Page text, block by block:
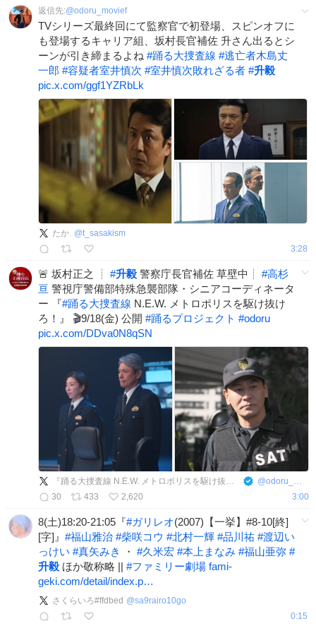
返信先:@odoru_movief
TVシリーズ最終回にて監察官で初登場、スピンオフに
も登場するキャリア組、坂村長官補佐 升さん出るとシ
ーンが引き締まるよね #踊る大捜査線 #逃亡者木島丈
一郎 #容疑者室井慎次 #室井慎次敗れざる者 #升毅
pic.x.com/ggf1YZRbLk
たか. @t_sasakism
3:28
🚨 坂村正之 ┊ #升毅 警察庁長官補佐 草壁中┊ #高杉
亘 警視庁警備部特殊急襲部隊・シニアコーディネータ
ー 『#踊る大捜査線 N.E.W. メトロポリスを駆け抜け
ろ！』 🎬9/18(金) 公開 #踊るプロジェクト #odoru
pic.x.com/DDva0N8qSN
『踊る大捜査線 N.E.W. メトロポリスを駆け抜けろ！』公式 @odoru_movief
30
433 2,620 3:00
8(土)18:20-21:05『#ガリレオ(2007)【一挙】#8-10[終]
[字]』 #福山雅治 #柴咲コウ #北村一輝 #品川祐 #渡辺い
っけい #真矢みき ・ #久米宏 #本上まなみ #福山亜弥 #
升毅 ほか敬称略 || #ファミリー劇場 fami-
geki.com/detail/index.p…
さくらいろ#ffdbed @sa9rairo10go
0:15